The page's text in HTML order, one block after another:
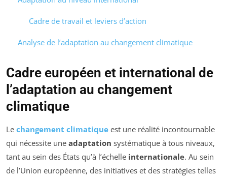
Cadre de travail et leviers d’action
Analyse de l’adaptation au changement climatique
Cadre européen et international de
l’adaptation au changement
climatique
Le changement climatique est une réalité incontournable
qui nécessite une adaptation systématique à tous niveaux,
tant au sein des États qu’à l’échelle internationale. Au sein
de l’Union européenne, des initiatives et des stratégies telles